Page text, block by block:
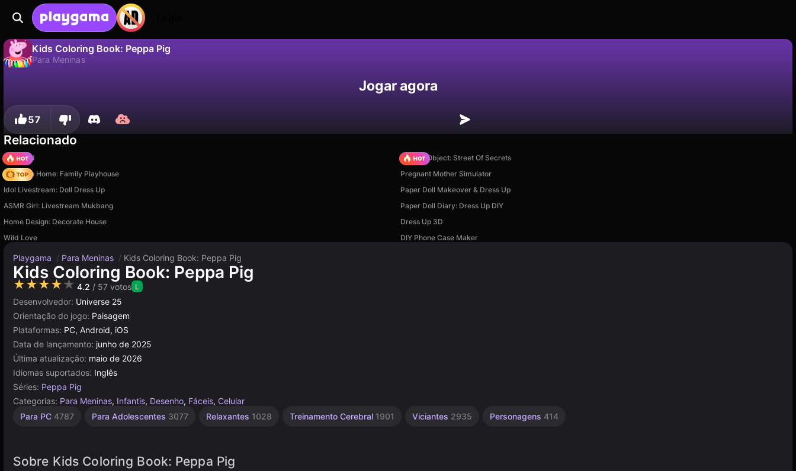
Kids Coloring Book: Peppa Pig
Para Meninas
Jogar agora
57
Relacionado
TB World
Hidden Object: Street Of Secrets
My Town Home: Family Playhouse
Pregnant Mother Simulator
Idol Livestream: Doll Dress Up
Paper Doll Makeover & Dress Up
ASMR Girl: Livestream Mukbang
Paper Doll Diary: Dress Up DIY
Home Design: Decorate House
Dress Up 3D
Wild Love
DIY Phone Case Maker
Playgama / Para Meninas / Kids Coloring Book: Peppa Pig
Kids Coloring Book: Peppa Pig
★★★★★ 4.2 / 57 votos L
Desenvolvedor: Universe 25
Orientação do jogo: Paisagem
Plataformas: PC, Android, iOS
Data de lançamento: junho de 2025
Última atualização: maio de 2026
Idiomas suportados: Inglês
Séries: Peppa Pig
Categorias: Para Meninas, Infantis, Desenho, Fáceis, Celular
Para PC 4787 Para Adolescentes 3077 Relaxantes 1028 Treinamento Cerebral 1901 Viciantes 2935 Personagens 414
Mamãe
Pintura
Fofos
Arte
Aprendizagem
Mesa e
De
Simples
Desenhos
Infantis
Navegador
Unity
Sobre Kids Coloring Book: Peppa Pig